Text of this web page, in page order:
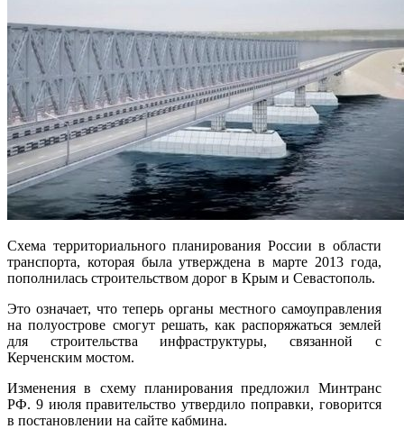
Схема территориального планирования России в области
транспорта, которая была утверждена в марте 2013 года,
пополнилась строительством дорог в Крым и Севастополь.
Это означает, что теперь органы местного самоуправления
на полуострове смогут решать, как распоряжаться землей
для строительства инфраструктуры, связанной с
Керченским мостом.
Изменения в схему планирования предложил Минтранс
РФ. 9 июля правительство утвердило поправки, говорится
в постановлении на сайте кабмина.